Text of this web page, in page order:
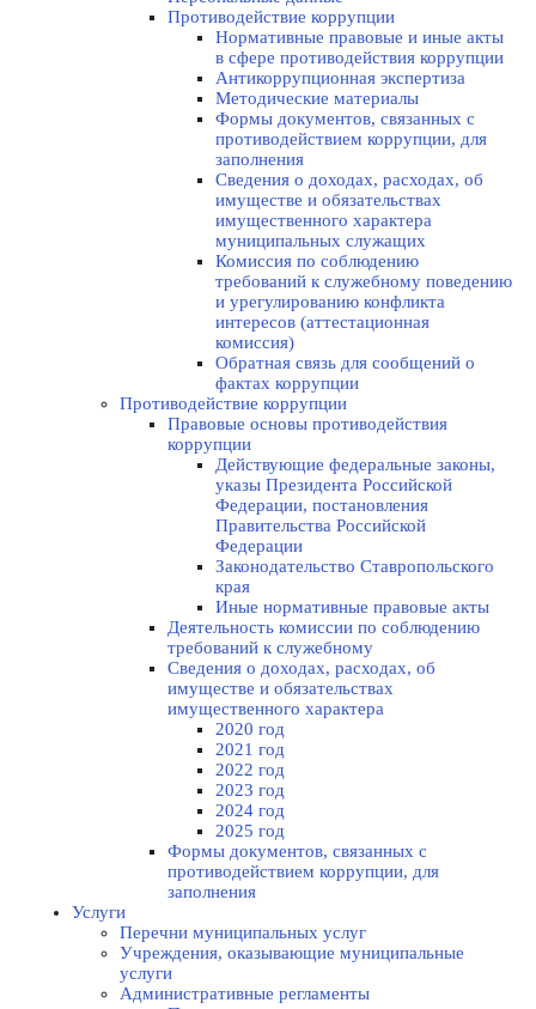
Противодействие коррупции
Нормативные правовые и иные акты
в сфере противодействия коррупции
Антикоррупционная экспертиза
Методические материалы
Формы документов, связанных с
противодействием коррупции, для
заполнения
Сведения о доходах, расходах, об
имуществе и обязательствах
имущественного характера
муниципальных служащих
Комиссия по соблюдению
требований к служебному поведению
и урегулированию конфликта
интересов (аттестационная
комиссия)
Обратная связь для сообщений о
фактах коррупции
Противодействие коррупции
Правовые основы противодействия
коррупции
Действующие федеральные законы,
указы Президента Российской
Федерации, постановления
Правительства Российской
Федерации
Законодательство Ставропольского
края
Иные нормативные правовые акты
Деятельность комиссии по соблюдению
требований к служебному
Сведения о доходах, расходах, об
имуществе и обязательствах
имущественного характера
2020 год
2021 год
2022 год
2023 год
2024 год
2025 год
Формы документов, связанных с
противодействием коррупции, для
заполнения
Услуги
Перечни муниципальных услуг
Учреждения, оказывающие муниципальные
услуги
Административные регламенты